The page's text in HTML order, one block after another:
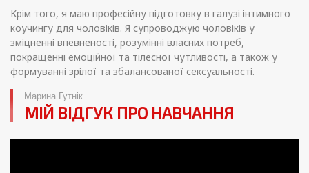
Крім того, я маю професійну підготовку в галузі інтимного
коучингу для чоловіків. Я супроводжую чоловіків у
зміцненні впевненості, розумінні власних потреб,
покращенні емоційної та тілесної чутливості, а також у
формуванні зрілої та збалансованої сексуальності.
Марина Гутнік
МІЙ ВІДГУК ПРО НАВЧАННЯ